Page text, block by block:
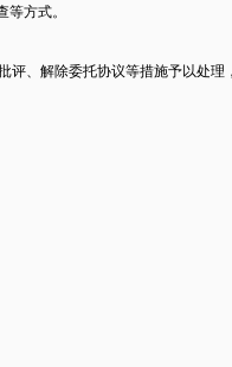
方式。
、解除委托协议等措施予以处